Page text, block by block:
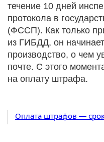
течение 10 дней
протокола в
(ФССП). Как только
из ГИБДД, он
производство, о чем
почте. С этого
на оплату штрафа.
Оплата штрафов —